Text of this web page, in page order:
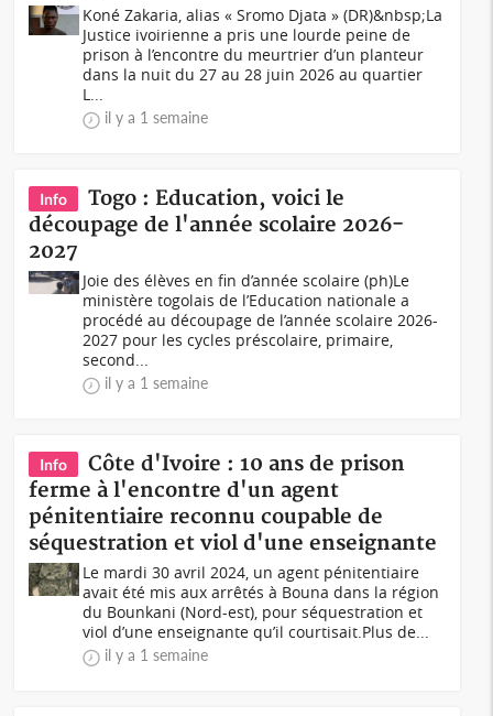
Koné Zakaria, alias « Sromo Djata » (DR)&nbsp;La
Justice ivoirienne a pris une lourde peine de
prison à l’encontre du meurtrier d’un planteur
dans la nuit du 27 au 28 juin 2026 au quartier
L...
il y a 1 semaine
Info
Togo : Education, voici le
découpage de l'année scolaire 2026-
2027
Joie des élèves en fin d’année scolaire (ph)Le
ministère togolais de l’Education nationale a
procédé au découpage de l’année scolaire 2026-
2027 pour les cycles préscolaire, primaire,
second...
il y a 1 semaine
Info
Côte d'Ivoire : 10 ans de prison
ferme à l'encontre d'un agent
pénitentiaire reconnu coupable de
séquestration et viol d'une enseignante
Le mardi 30 avril 2024, un agent pénitentiaire
avait été mis aux arrêtés à Bouna dans la région
du Bounkani (Nord-est), pour séquestration et
viol d’une enseignante qu’il courtisait.Plus de...
il y a 1 semaine